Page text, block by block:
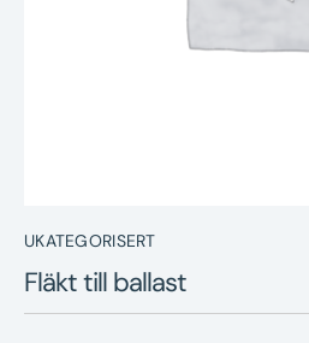
UKATEGORISERT
Fläkt till ballast